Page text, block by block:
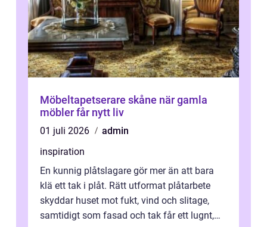
Möbeltapetserare skåne när gamla
möbler får nytt liv
01 juli 2026
admin
inspiration
En kunnig plåtslagare gör mer än att bara
klä ett tak i plåt. Rätt utformat plåtarbete
skyddar huset mot fukt, vind och slitage,
samtidigt som fasad och tak får ett lugnt,